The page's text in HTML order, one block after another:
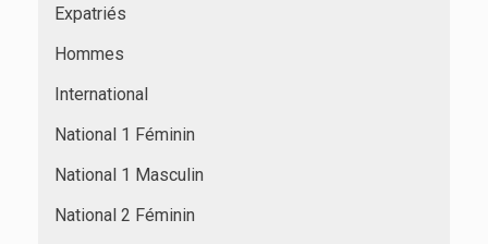
Expatriés
Hommes
International
National 1 Féminin
National 1 Masculin
National 2 Féminin